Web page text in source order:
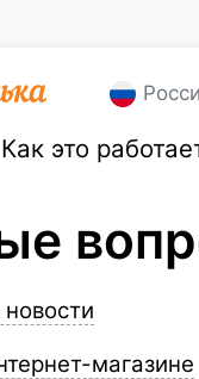
Как это
магазине